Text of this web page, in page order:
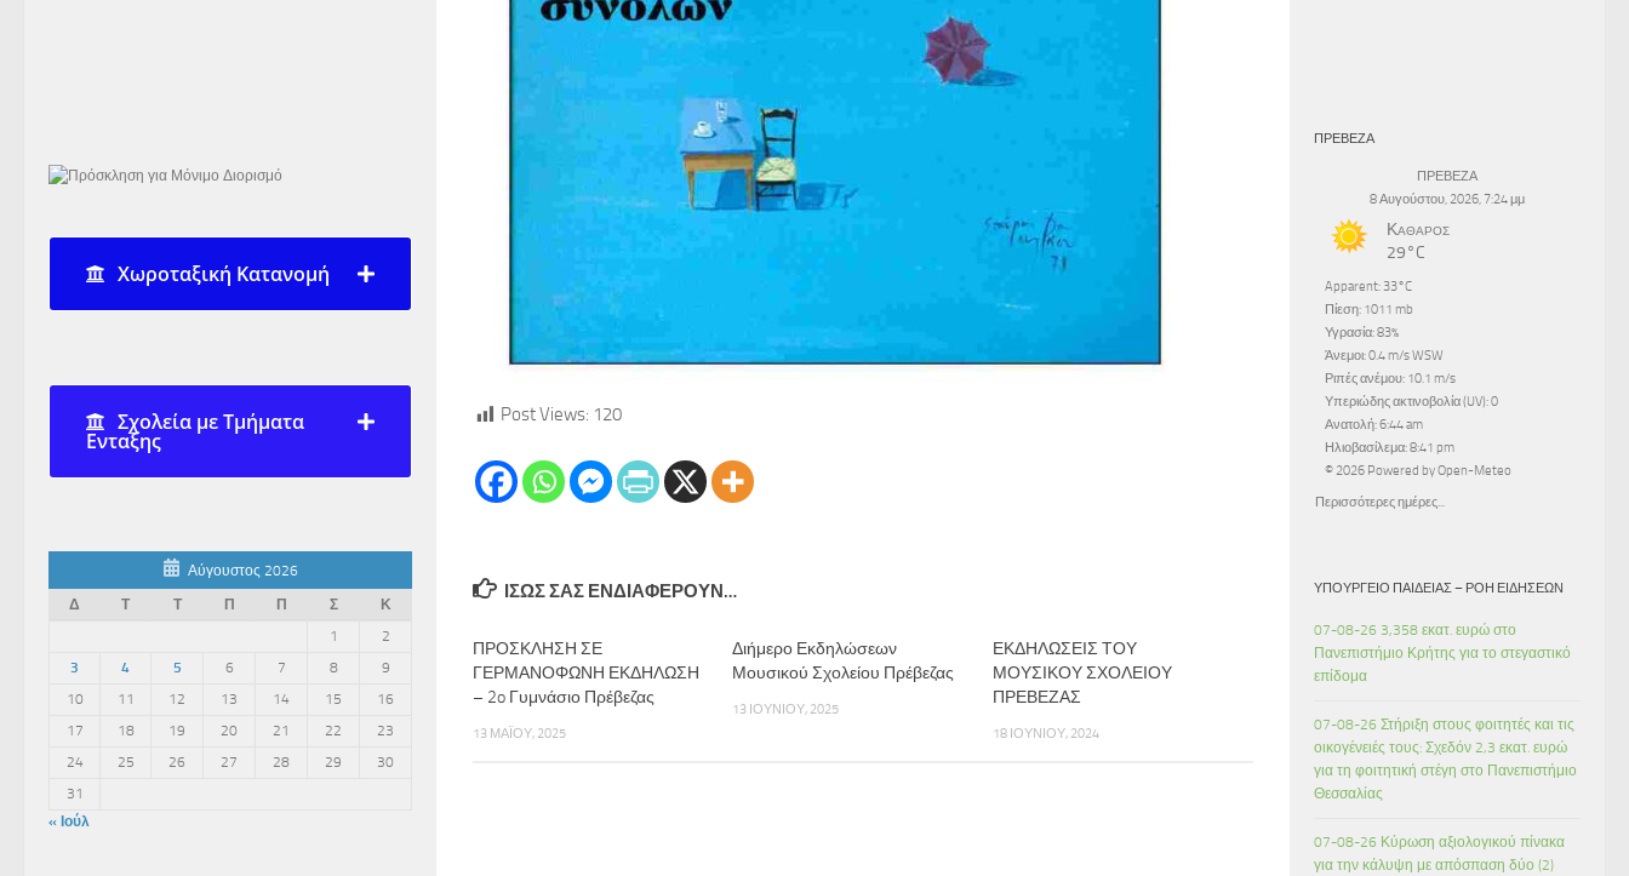
Post Views: 120
ΊΣΩΣ ΣΑΣ ΕΝΔΙΑΦΈΡΟΥΝ…
ΠΡΟΣΚΛΗΣΗ ΣΕ
ΓΕΡΜΑΝΟΦΩΝΗ ΕΚΔΗΛΩΣΗ
– 2o Γυμνάσιο Πρέβεζας
13 ΜΑΪ́ΟΥ, 2025
Διήμερο Εκδηλώσεων
Μουσικού Σχολείου Πρέβεζας
13 ΙΟΥΝΊΟΥ, 2025
ΕΚΔΗΛΩΣΕΙΣ ΤΟΥ
ΜΟΥΣΙΚΟΥ ΣΧΟΛΕΙΟΥ
ΠΡΕΒΕΖΑΣ
18 ΙΟΥΝΊΟΥ, 2024
Χωροταξική Κατανομή
Σχολεία με Τμήματα
Ενταξης
Αύγουστος 2026
Δ
Τ Τ Π Π Σ
Κ
1
2
3
4 5 6 7 8
9
10
11 12 13 14 15
16
17
18 19 20 21 22
23
24
25 26 27 28 29
30
31
« Ιούλ
ΠΡΕΒΕΖΑ
ΠΡΕΒΕΖΑ
8 Αυγούστου, 2026, 7:24 μμ
Καθαρός
29°C
Apparent: 33°C
Πίεση: 1011 mb
Υγρασία: 83%
Άνεμοι: 0.4 m/s WSW
Ριπές ανέμου: 10.1 m/s
Υπεριώδης ακτινοβολία (UV): 0
Ανατολή: 6:44 am
Ηλιοβασίλεμα: 8:41 pm
© 2026 Powered by Open-Meteo
Περισσότερες ημέρες...
ΥΠΟΥΡΓΕΊΟ ΠΑΙΔΕΊΑΣ – ΡΟΉ ΕΙΔΉΣΕΩΝ
07-08-26 3,358 εκατ. ευρώ στο
Πανεπιστήμιο Κρήτης για το στεγαστικό
επίδομα
07-08-26 Στήριξη στους φοιτητές και τις
οικογένειές τους: Σχεδόν 2,3 εκατ. ευρώ
για τη φοιτητική στέγη στο Πανεπιστήμιο
Θεσσαλίας
07-08-26 Κύρωση αξιολογικού πίνακα
για την κάλυψη με απόσπαση δύο (2)